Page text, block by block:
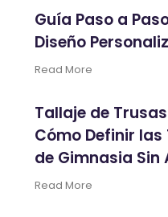
Guía Paso a
Diseño
Read More
Tallaje de
Cómo Definir
de Gimnasia Sin
Read More